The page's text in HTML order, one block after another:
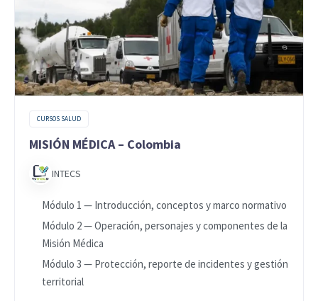
CURSOS SALUD
MISIÓN MÉDICA – Colombia
INTECS
Módulo 1 — Introducción, conceptos y marco normativo
Módulo 2 — Operación, personajes y componentes de la
Misión Médica
Módulo 3 — Protección, reporte de incidentes y gestión
territorial